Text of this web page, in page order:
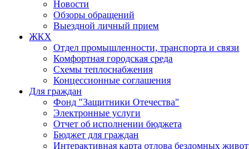
Новости
Обзоры обращений
Выездной личный прием
ЖКХ
Отдел промышленности, транспорта и связи
Комфортная городская среда
Схемы теплоснабжения
Концессионные соглашения
Для граждан
Фонд "Защитники Отечества"
Электронные услуги
Отчет об исполнении бюджета
Бюджет для граждан
Интерактивная карта отлова бездомных